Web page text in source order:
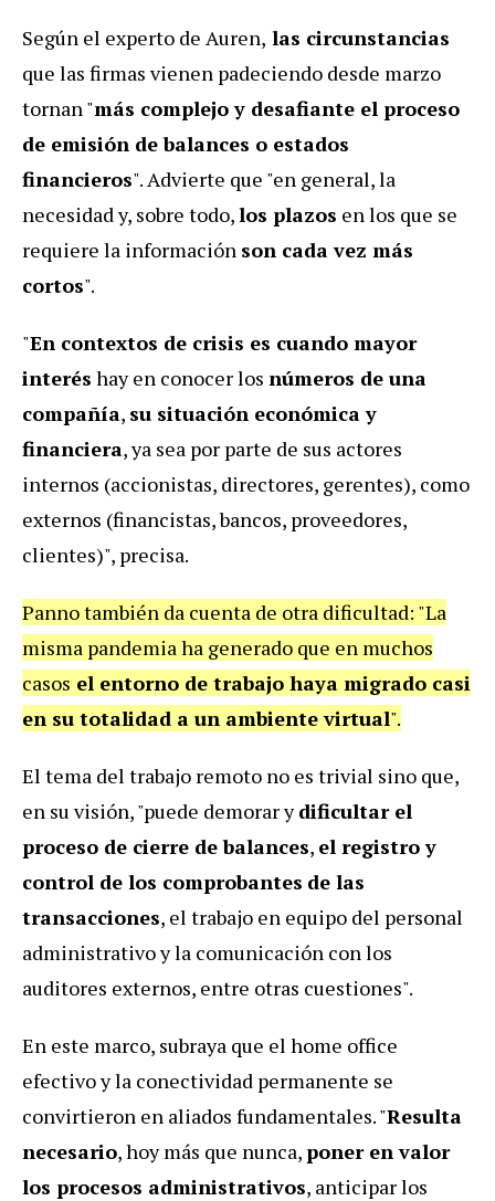
Según el experto de Auren, las circunstancias
que las firmas vienen padeciendo desde marzo
tornan "más complejo y desafiante el proceso
de emisión de balances o estados
financieros". Advierte que "en general, la
necesidad y, sobre todo,los plazos en los que se
requiere la información son cada vez más
cortos".
"En contextos de crisis es cuando mayor
interés hay en conocer los números de una
compañía, su situación económica y
financiera, ya sea por parte de sus actores
internos (accionistas, directores, gerentes), como
externos (financistas, bancos, proveedores,
clientes)", precisa.
Panno también da cuenta de otra dificultad: "La
misma pandemia ha generado que en muchos
casos el entorno de trabajo haya migrado casi
en su totalidad a un ambiente virtual".
El tema del trabajo remoto no es trivial sino que,
en su visión, "puede demorar ydificultar el
proceso de cierre de balances, el registro y
control de los comprobantes de las
transacciones, el trabajo en equipo del personal
administrativo y la comunicación con los
auditores externos, entre otras cuestiones".
En este marco, subraya que el home office
efectivo y la conectividad permanente se
convirtieron en aliados fundamentales. "Resulta
necesario, hoy más que nunca,poner en valor
los procesos administrativos, anticipar los